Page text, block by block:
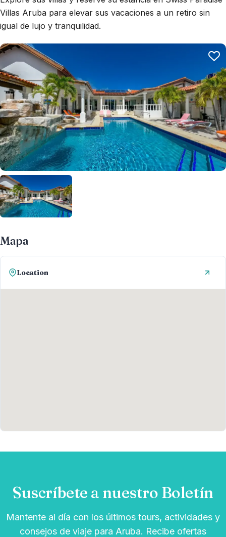
Villas Aruba para elevar sus vacaciones a un retiro sin
igual de lujo y tranquilidad.
Mapa
Location
Suscríbete a nuestro Boletín
Mantente al día con los últimos tours, actividades y
consejos de viaje para Aruba. Recibe ofertas